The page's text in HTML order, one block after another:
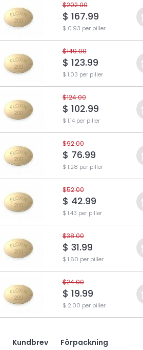
$202.00
$ 167.99
$ 0.93 per piller
$149.00
$ 123.99
$ 1.03 per piller
$124.00
$ 102.99
$ 1.14 per piller
$92.00
$ 76.99
$ 1.28 per piller
$52.00
$ 42.99
$ 1.43 per piller
$38.00
$ 31.99
$ 1.60 per piller
$24.00
$ 19.99
$ 2.00 per piller
Kundbrev Förpackning